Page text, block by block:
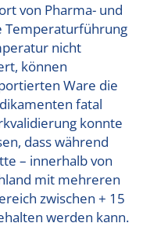
von Pharma- und
Temperaturführung
nicht
können
Ware die
fatal
konnte
dass während
– innerhalb von
mit mehreren
zwischen + 15
werden kann.